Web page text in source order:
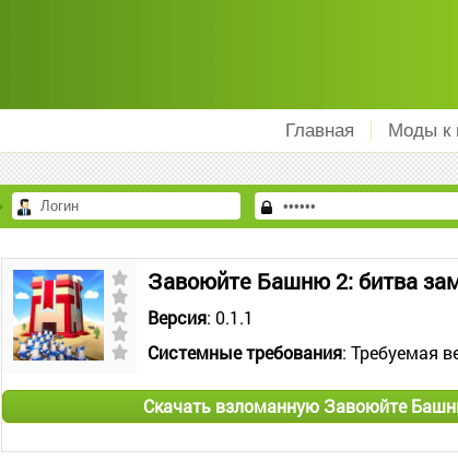
Главная Моды к
Завоюйте Башню 2: битва
Версия: 0.1.1
Системные требования: Требуемая
Скачать взломанную Завоюйте